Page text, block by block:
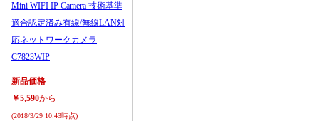
Mini WIFI IP Camera 技術基準
適合認定済み有線/無線LAN対
応ネットワークカメラ
C7823WIP
新品価格
￥5,590から
(2018/3/29 10:43時点)